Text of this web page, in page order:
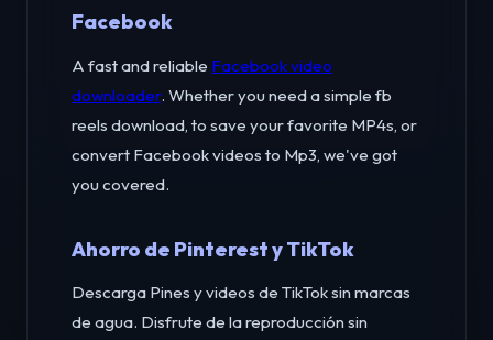
Facebook
A fast and reliable Facebook video
downloader. Whether you need a simple fb
reels download, to save your favorite MP4s, or
convert Facebook videos to Mp3, we've got
you covered.
Ahorro de Pinterest y TikTok
Descarga Pines y videos de TikTok sin marcas
de agua. Disfrute de la reproducción sin